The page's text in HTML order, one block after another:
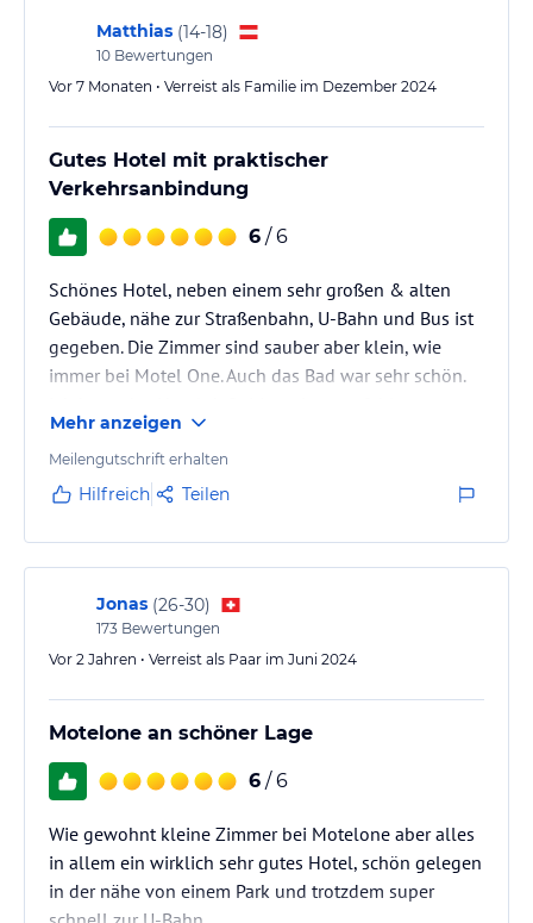
Matthias (14-18)
10 Bewertungen
Vor 7 Monaten • Verreist als Familie im Dezember 2024
Gutes Hotel mit praktischer
Verkehrsanbindung
6 / 6
Schönes Hotel, neben einem sehr großen & alten
Gebäude, nähe zur Straßenbahn, U-Bahn und Bus ist
gegeben. Die Zimmer sind sauber aber klein, wie
immer bei Motel One. Auch das Bad war sehr schön.
Mehr anzeigen
Meilengutschrift erhalten
Hilfreich Teilen
Jonas (26-30)
173 Bewertungen
Vor 2 Jahren • Verreist als Paar im Juni 2024
Motelone an schöner Lage
6 / 6
Wie gewohnt kleine Zimmer bei Motelone aber alles
in allem ein wirklich sehr gutes Hotel, schön gelegen
in der nähe von einem Park und trotzdem super